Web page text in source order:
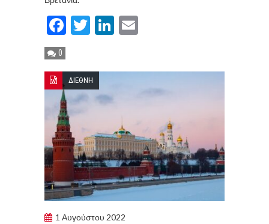
Facebook
TwitterLinkedIn
0
ΔΙΕΘΝΗ
1 Αυγούστου 2022